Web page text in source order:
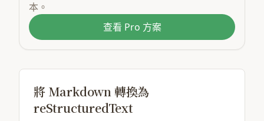
本。
查看 Pro 方案
將 Markdown 轉換為
reStructuredText